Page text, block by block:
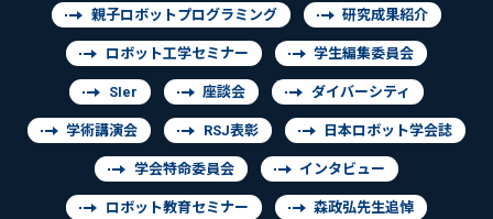
親子ロボットプログラミング 研究成果紹介
ロボット工学セミナー 学生編集委員会
SIer 座談会 ダイバーシティ
学術講演会 RSJ表彰 日本ロボット学会誌
学会特命委員会 インタビュー
ロボット教育セミナー 森政弘先生追悼